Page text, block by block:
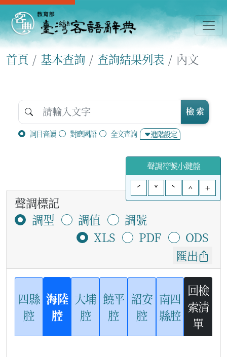
首頁 基本查詢 查詢結果列表 內文
詞目音讀 對應國語 全文查詢 進階設定
檢 索
聲調符號小鍵盤
ˊ
ˇ ˋ ^ +
聲調標記
調型
調值
調號
XLS
PDF
ODS
匯出
四縣
腔
海陸
腔
大埔
腔
饒平
腔
詔安
腔
南四
縣腔
回檢
索清
單